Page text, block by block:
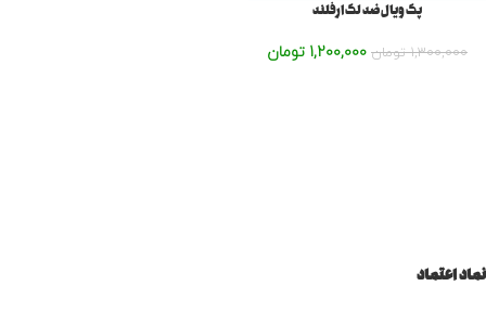
پک ویال ضد لک ارفلند
1,300,000 تومان 1,200,000 تومان
نماد اعتماد